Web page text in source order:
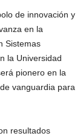
de innovación y
en la
Sistemas
la Universidad
pionero en la
vanguardia para
resultados